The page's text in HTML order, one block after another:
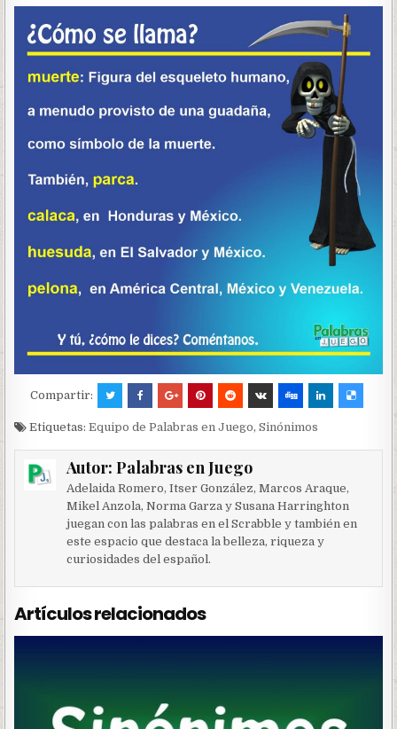
Compartir:
Etiquetas:Equipo de Palabras en Juego,Sinónimos
Autor: Palabras en Juego
Adelaida Romero, Itser González, Marcos Araque,
Mikel Anzola, Norma Garza y Susana Harringhton
juegan con las palabras en el Scrabble y también en
este espacio que destaca la belleza, riqueza y
curiosidades del español.
Artículos relacionados